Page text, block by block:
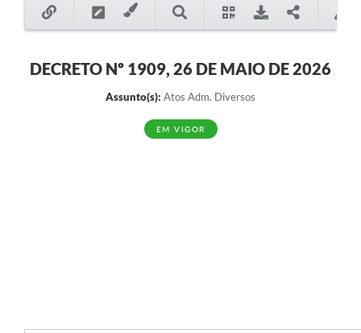
Galeria de Fotos
Ouvidoria
Legislação
DECRETO Nº 1909, 26 DE MAIO DE 2026
Assunto(s): Atos Adm. Diversos
EM VIGOR